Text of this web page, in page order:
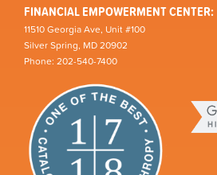
FINANCIAL EMPOWERMENT CENTER:
11510 Georgia Ave, Unit #100
Silver Spring, MD 20902
Phone: 202-540-7400